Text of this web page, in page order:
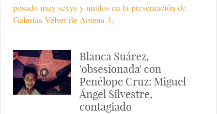
posado muy sexys y unidos en la presentación de
Galerías Vélvet de Antena 3.
Blanca Suárez,
'obsesionada' con
Penélope Cruz: Miguel
Ángel Silvestre,
contagiado